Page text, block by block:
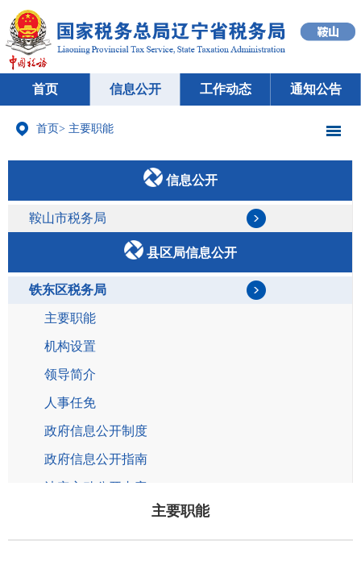
首页 信息公开 工作动态 通知公告
首页> 主要职能
信息公开
鞍山市税务局
县区局信息公开
铁东区税务局
主要职能
机构设置
领导简介
人事任免
政府信息公开制度
政府信息公开指南
法定主动公开内容
主要职能